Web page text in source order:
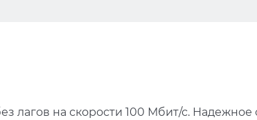
лагов на скорости 100 Мбит/с.